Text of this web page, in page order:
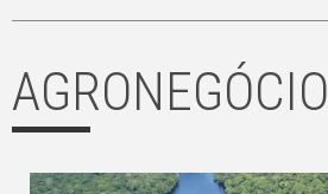
AGRONEGÓCIO